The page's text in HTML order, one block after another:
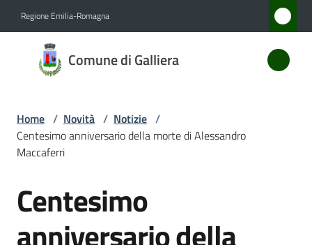
Regione Emilia-Romagna
Comune di Galliera
Comune
di
Amministrazione
Novità
Menu selezionato
Home / Novità / Notizie /
Centesimo anniversario della morte di Alessandro
Maccaferri
Salta al contenuto
Centesimo